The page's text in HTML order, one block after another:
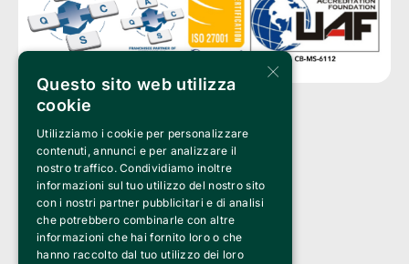
Clappit è un marchio di proprietà di:
Bemils Srl
a Socio Unico
Via Fosse Ardeatine, 4 -20092 Cinisello Balsamo (MI)
PI 05589050961
Iscr. C.C.I.A.A. Milano R.E.A. 1833471
© 2010-2025 Bemils Srl - Tutti i diritti riservati
Credits:
×
Questo sito web utilizza
cookie
Utilizziamo i cookie per personalizzare
contenuti, annunci e per analizzare il
nostro traffico. Condividiamo inoltre
informazioni sul tuo utilizzo del nostro sito
con i nostri partner pubblicitari e di analisi
che potrebbero combinarle con altre
informazioni che hai fornito loro o che
hanno raccolto dal tuo utilizzo dei loro